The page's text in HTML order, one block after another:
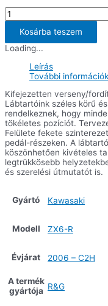
Állítható
lábtartószett
Kawasaki
ZX6R
'07-
mennyiség
Kosárba teszem
Loading...
Leírás
További információk
Kifejezetten verseny/
Lábtartóink széles körű
rendelkeznek, hogy
tökéletes pozíciót.
Felülete fekete
pedál-részeken. A
köszönhetően kivételes
legtrükkösebb
és szerelési útmutatót is.
Gyártó Kawasaki
Modell ZX6-R
Évjárat 2006 – C2H
A termék
gyártója R&G